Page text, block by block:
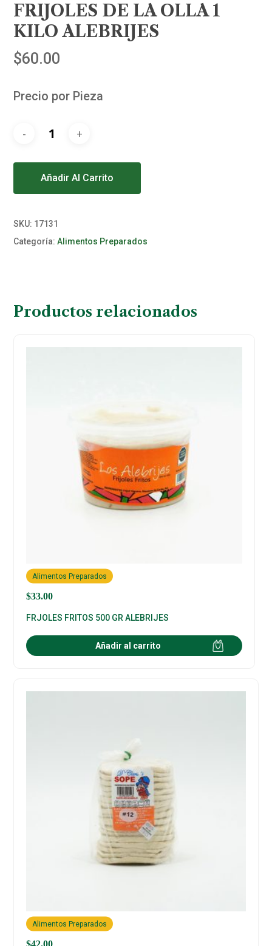
FRIJOLES DE LA OLLA 1
KILO ALEBRIJES
$60.00
Precio por Pieza
Añadir Al Carrito
SKU: 17131
Categoría:Alimentos Preparados
Productos relacionados
$33.00
Alimentos Preparados
FRJOLES FRITOS 500 GR ALEBRIJES
Añadir al carrito
$42.00
Alimentos Preparados